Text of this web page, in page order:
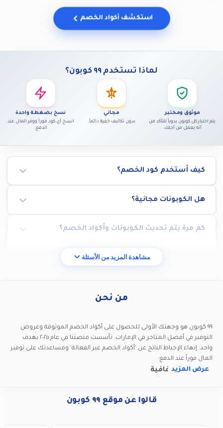
استكشف أكواد الخصم
لماذا تستخدم ٩٩ كوبون؟
موثوق ومختبر
يتم اختبار كل كوبون يدوياً للتأكد من
أنه يعمل من أجلك.
مجاني
بدون تكاليف خفية دائماً.
نسخ بضغطة واحدة
انسخ أي كود فوراً ووفر المال عند
الدفع.
كيف أستخدم كود الخصم؟
هل الكوبونات مجانية؟
كم مرة يتم تحديث الكوبونات وأكواد الخصم؟
مشاهدة المزيد من الأسئلة
من نحن
عرض المزيد
٩٩ كوبون هو وجهتك الأولى للحصول على أكواد الخصم الموثوقة وعروض
التوفير في أفضل المتاجر في الإمارات. تأسست منصتنا في عام ٢٠٢٥ بهدف
واحد: إنهاء الإحباط الناتج عن 'أكواد الخصم غير الفعالة' ومساعدتك على توفير
المال فوراً عند الدفع.
التزامنا بالشفافية
الشراكات بالحفاظ على فريق عمل متخصص يقوم باختبار مئات الأكواد يدوياً
كيف نوثق الكوبونات
قالوا عن موقع ٩٩ كوبون